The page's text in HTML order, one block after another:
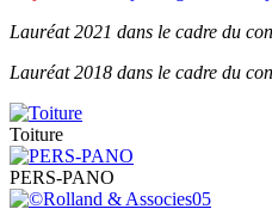
Lauréat 2021 dans le cadre du
Lauréat 2018 dans le cadre du
Toiture
PERS-PANO